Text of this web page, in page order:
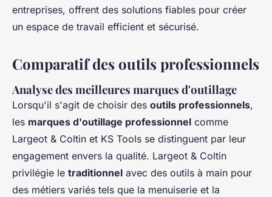
entreprises, offrent des solutions fiables pour créer
un espace de travail efficient et sécurisé.
Comparatif des outils professionnels
Analyse des meilleures marques d'outillage
Lorsqu'il s'agit de choisir des outils professionnels,
les marques d'outillage professionnel comme
Largeot & Coltin et KS Tools se distinguent par leur
engagement envers la qualité. Largeot & Coltin
privilégie le traditionnel avec des outils à main pour
des métiers variés tels que la menuiserie et la